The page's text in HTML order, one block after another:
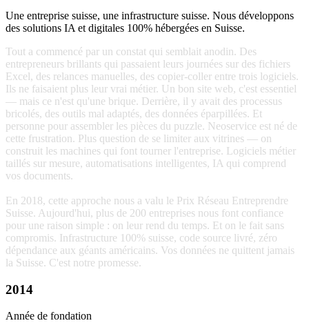
Une entreprise suisse, une infrastructure suisse. Nous développons
des solutions IA et digitales 100% hébergées en Suisse.
Tout a commencé par un constat qui semblait anodin. Des
entrepreneurs brillants qui passaient leurs journées sur des fichiers
Excel, des relances manuelles, des copier-coller entre trois logiciels.
Ils ne faisaient plus leur vrai métier. Un bon site web, c'est essentiel
— mais ce n'est qu'une brique. Derrière, il y avait des processus
bricolés, des outils mal adaptés, des données éparpillées. Et
personne pour assembler les pièces du puzzle. Neoservice est né de
cette frustration. Plus question de se limiter aux vitrines — on
construit les machines qui font tourner l'entreprise. Logiciels métier
taillés sur mesure, automatisations intelligentes, IA qui comprend
vos documents.
En 2018, cette approche nous a valu le Prix Réseau Entreprendre
Suisse. Aujourd'hui, plus de 200 entreprises nous font confiance
pour une raison simple : on leur rend du temps. Et on le fait sans
compromis. Infrastructure 100% suisse, code source livré, zéro
dépendance aux géants américains. Vos données ne quittent jamais
la Suisse. C'est notre promesse.
2014
Année de fondation